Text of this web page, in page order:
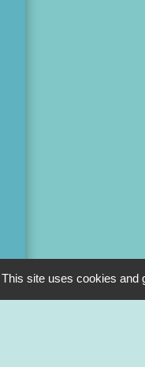
This site uses cookies and